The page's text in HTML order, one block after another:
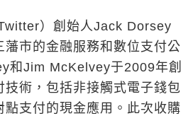
）創始人Jack Dorsey
藩市的金融服務和數位支付公
和Jim McKelvey于2009年創
技術，包括非接觸式電子錢包
點支付的現金應用。此次收購